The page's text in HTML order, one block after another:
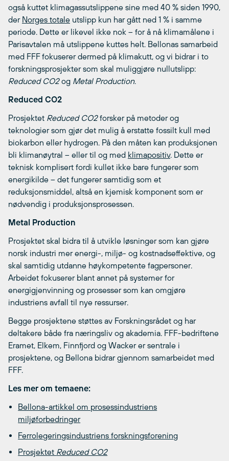
også kuttet klimagassutslippene sine med 40 % siden 1990,
der Norges totale utslipp kun har gått ned 1 % i samme
periode. Dette er likevel ikke nok – for å nå klimamålene i
Parisavtalen må utslippene kuttes helt. Bellonas samarbeid
med FFF fokuserer dermed på klimakutt, og vi bidrar i to
forskningsprosjekter som skal muliggjøre nullutslipp:
Reduced CO2og Metal Production.
Reduced CO2
Prosjektet Reduced CO2forsker på metoder og
teknologier som gjør det mulig å erstatte fossilt kull med
biokarbon eller hydrogen. På den måten kan produksjonen
bli klimanøytral – eller til og med klimapositiv. Dette er
teknisk komplisert fordi kullet ikke bare fungerer som
energikilde – det fungerer samtidig som et
reduksjonsmiddel, altså en kjemisk komponent som er
nødvendig i produksjonsprosessen.
Metal Production
Prosjektet skal bidra til å utvikle løsninger som kan gjøre
norsk industri mer energi-, miljø- og kostnadseffektive, og
skal samtidig utdanne høykompetente fagpersoner.
Arbeidet fokuserer blant annet på systemer for
energigjenvinning og prosesser som kan omgjøre
industriens avfall til nye ressurser.
Begge prosjektene støttes av Forskningsrådet og har
deltakere både fra næringsliv og akademia. FFF-bedriftene
Eramet, Elkem, Finnfjord og Wacker er sentrale i
prosjektene, og Bellona bidrar gjennom samarbeidet med
FFF.
Les mer om temaene:
Bellona-artikkel om prosessindustriens
miljøforbedringer
Ferrolegeringsindustriens forskningsforening
Prosjektet Reduced CO2